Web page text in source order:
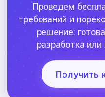
Проведем
требований и
решение:
разработка
Получить